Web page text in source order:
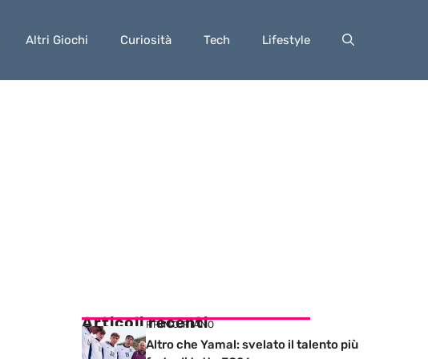
Altri Giochi Curiosità Tech Lifestyle
Articoli recenti
PRIMO PIANO
Altro che Yamal: svelato il talento più